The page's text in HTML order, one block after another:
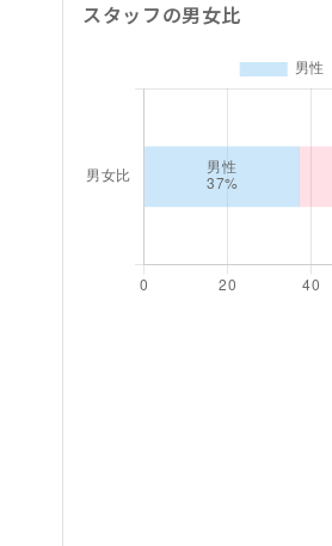
スタッフの男女比